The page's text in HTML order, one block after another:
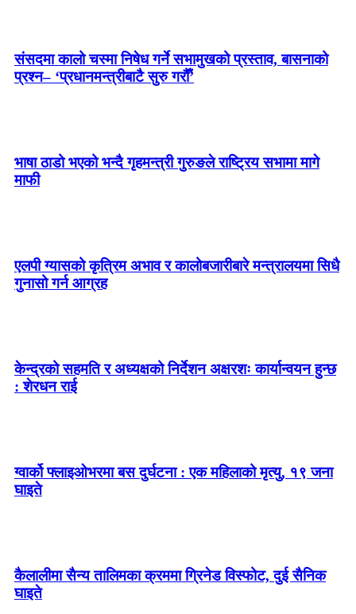
संसदमा कालो चस्मा निषेध गर्ने सभामुखको प्रस्ताव, बासनाको
प्रश्न– ‘प्रधानमन्त्रीबाटै सुरु गरौँ’
भाषा ठाडो भएको भन्दै गृहमन्त्री गुरुङले राष्ट्रिय सभामा मागे
माफी
एलपी ग्यासको कृत्रिम अभाव र कालोबजारीबारे मन्त्रालयमा सिधै
गुनासो गर्न आग्रह
केन्द्रको सहमति र अध्यक्षको निर्देशन अक्षरशः कार्यान्वयन हुन्छ
: शेरधन राई
ग्वार्को फ्लाइओभरमा बस दुर्घटना : एक महिलाको मृत्यु, १९ जना
घाइते
कैलालीमा सैन्य तालिमका क्रममा ग्रिनेड विस्फोट, दुई सैनिक
घाइते